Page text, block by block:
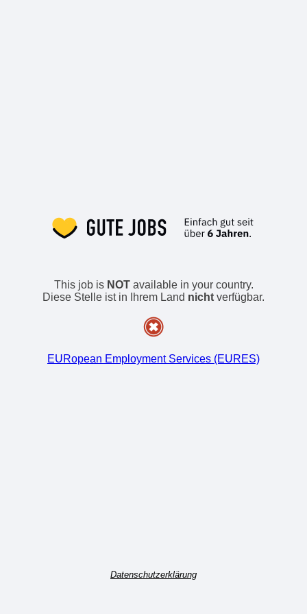
This job is NOTavailable in your country.
Diese Stelle ist in Ihrem Land nicht verfügbar.
EURopean Employment Services (EURES)
Datenschutzerklärung